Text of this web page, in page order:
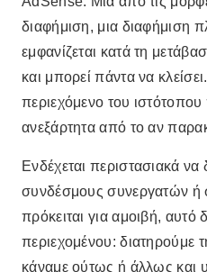
διαφήμιση, μια διαφήμιση
εμφανίζεται κατά τη
και μπορεί πάντα να
περιεχόμενο του
ανεξάρτητα από το αν
Ενδέχεται περιστασιακά
συνδέσμους συνεργατών ή
πρόκειται για αμοιβή, αυτό
περιεχομένου: διατηρούμε
κάναμε ούτως ή άλλως και